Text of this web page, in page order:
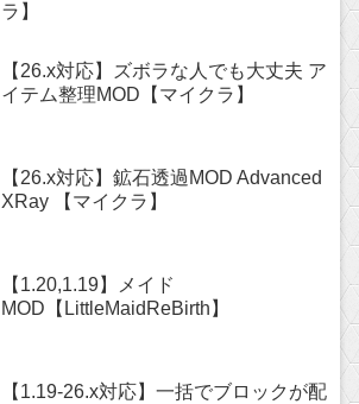
ラ】
【26.x対応】ズボラな人でも大丈夫 ア
イテム整理MOD【マイクラ】
【26.x対応】鉱石透過MOD Advanced
XRay 【マイクラ】
【1.20,1.19】メイド
MOD【LittleMaidReBirth】
【1.19-26.x対応】一括でブロックが配